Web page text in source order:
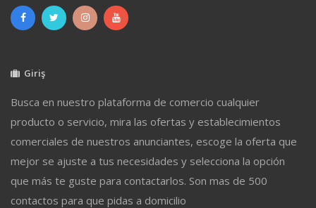
Giriş
Busca en nuestro plataforma de comercio cualquier
producto o servicio, mira las ofertas y establecimientos
comerciales de nuestros anunciantes, escoge la oferta que
mejor se ajuste a tus necesidades y selecciona la opción
que más te guste para contactarlos. Son mas de 500
contactos para que pidas a domicilio